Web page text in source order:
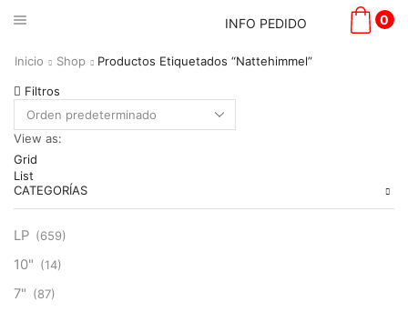
INFO PEDIDO 0
Inicio Shop Productos Etiquetados “Nattehimmel”
Filtros
View as:
Grid
List
CATEGORÍAS
LP (659)
10" (14)
7" (87)